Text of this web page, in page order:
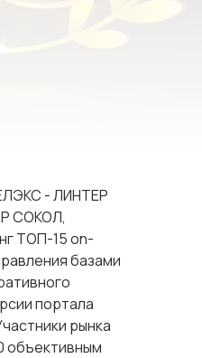
- ЛИНТЕР
СОКОЛ,
ТОП-15 on-
базами
портала
рынка
объективным